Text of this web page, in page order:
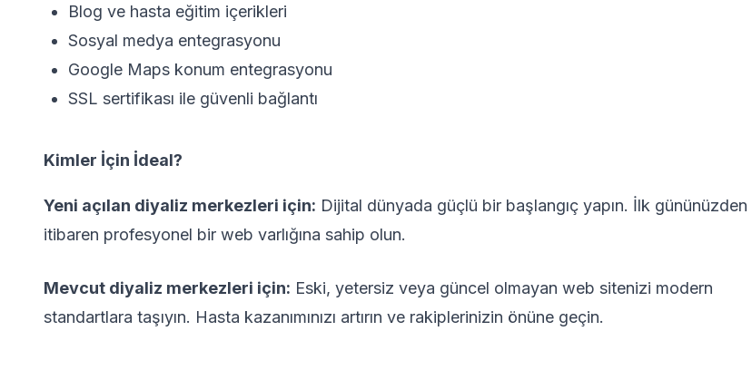
Blog ve hasta eğitim içerikleri
Sosyal medya entegrasyonu
Google Maps konum entegrasyonu
SSL sertifikası ile güvenli bağlantı
Kimler İçin İdeal?
Yeni açılan diyaliz merkezleri için: Dijital dünyada güçlü bir başlangıç yapın. İlk gününüzden
itibaren profesyonel bir web varlığına sahip olun.
Mevcut diyaliz merkezleri için: Eski, yetersiz veya güncel olmayan web sitenizi modern
standartlara taşıyın. Hasta kazanımınızı artırın ve rakiplerinizin önüne geçin.